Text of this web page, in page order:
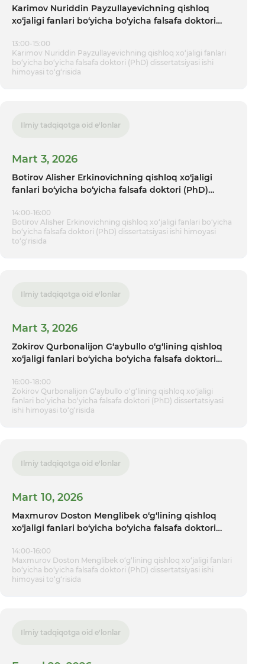
Karimov Nuriddin Payzullayevichning qishloq
xo‘jaligi fanlari bo‘yicha bo‘yicha falsafa doktori
13:00-15:00
Karimov Nuriddin Payzullayevichning qishloq xo‘jaligi fanlari
bo‘yicha bo‘yicha falsafa doktori (PhD) dissertatsiyasi ishi
himoyasi tо‘g‘risida
Ilmiy tadqiqotga oid e'lonlar
Mart 3, 2026
Botirov Alisher Erkinovichning qishloq xo‘jaligi
fanlari bo‘yicha bo‘yicha falsafa doktori (PhD)
14:00-16:00
Botirov Alisher Erkinovichning qishloq xo‘jaligi fanlari bo‘yicha
bo‘yicha falsafa doktori (PhD) dissertatsiyasi ishi himoyasi
tо‘g‘risida
Ilmiy tadqiqotga oid e'lonlar
Mart 3, 2026
Zokirov Qurbonalijon G‘aybullo о‘g‘lining qishloq
xo‘jaligi fanlari bo‘yicha bo‘yicha falsafa doktori
16:00-18:00
Zokirov Qurbonalijon G‘aybullo о‘g‘lining qishloq xo‘jaligi
fanlari bo‘yicha bo‘yicha falsafa doktori (PhD) dissertatsiyasi
ishi himoyasi tо‘g‘risida
Ilmiy tadqiqotga oid e'lonlar
Mart 10, 2026
Maxmurov Doston Menglibek o‘g‘lining qishloq
xo‘jaligi fanlari bo‘yicha bo‘yicha falsafa doktori
14:00-16:00
Maxmurov Doston Menglibek o‘g‘lining qishloq xo‘jaligi fanlari
bo‘yicha bo‘yicha falsafa doktori (PhD) dissertatsiyasi ishi
himoyasi tо‘g‘risida
Ilmiy tadqiqotga oid e'lonlar